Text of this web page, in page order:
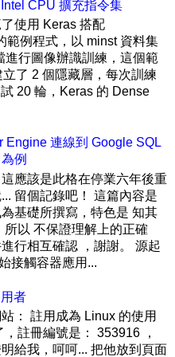
CPU 擴充指令集
使用 Keras 搭配
範例程式，以 minst 資料集
進行圖像辦識訓練，這個範
了 2 個隱藏層，每次訓練
20 輪，Keras 的 Dense
Engine 連線到 Google SQL
例
應該是此格在停業六年後重
留個記錄吧！ 這篇內容是
基礎所撰寫，特色是 知其
以 不保證理解上的正確
行相互確認 ，謝謝。 源起
接觸容器應用...
者
： 註用成為 Linux 的使用
註冊編號是： 353916 ，
給我，呵呵... 把他放到頁面